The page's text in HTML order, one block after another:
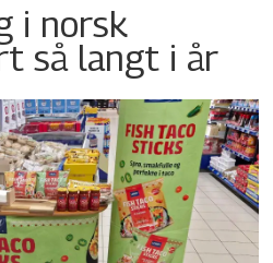
i norsk
så langt i år